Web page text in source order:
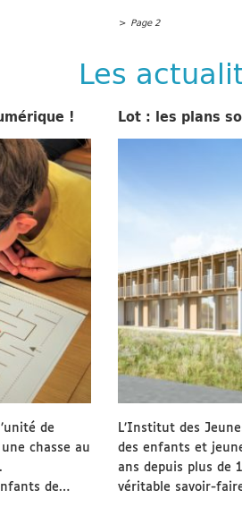
> Page 2
Les
!
de
chasse au
de…
Lot : les plans
L’Institut des
des enfants et
ans depuis plus de
véritable savoir-